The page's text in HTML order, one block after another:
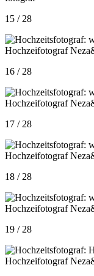
15 / 28
16 / 28
17 / 28
18 / 28
19 / 28